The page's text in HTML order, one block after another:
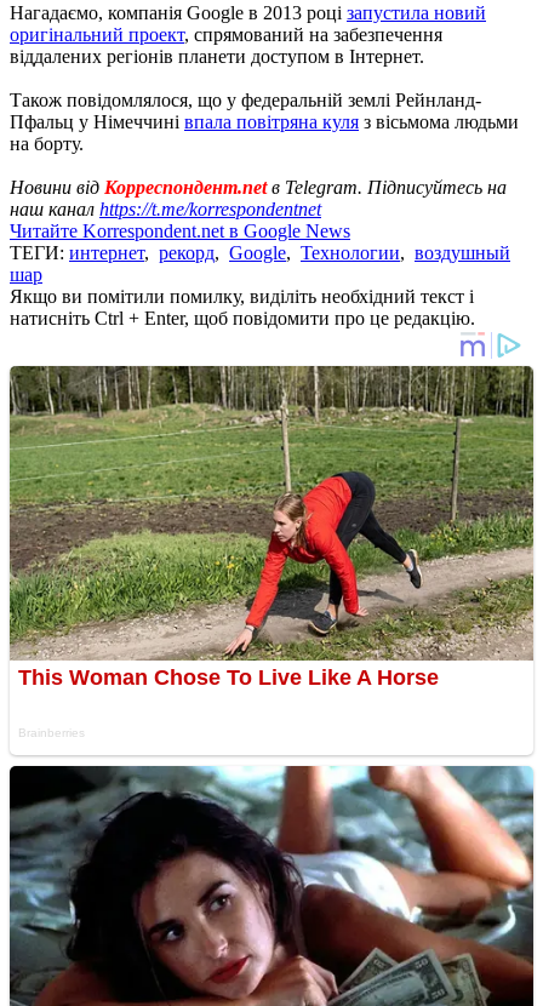
Нагадаємо, компанія Google в 2013 році запустила новий
оригінальний проект, спрямований на забезпечення
віддалених регіонів планети доступом в Інтернет.
Також повідомлялося, що у федеральній землі Рейнланд-
Пфальц у Німеччині впала повітряна куля з вісьмома людьми
на борту.
Новини від Корреспондент.netв Telegram. Підписуйтесь на
наш канал https://t.me/korrespondentnet
Читайте Korrespondent.net в Google News
ТЕГИ: интернет, рекорд, Google, Технологии, воздушный
шар
Якщо ви помітили помилку, виділіть необхідний текст і
натисніть Ctrl + Enter, щоб повідомити про це редакцію.